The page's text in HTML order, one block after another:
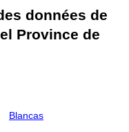
données de
Province de
Blancas